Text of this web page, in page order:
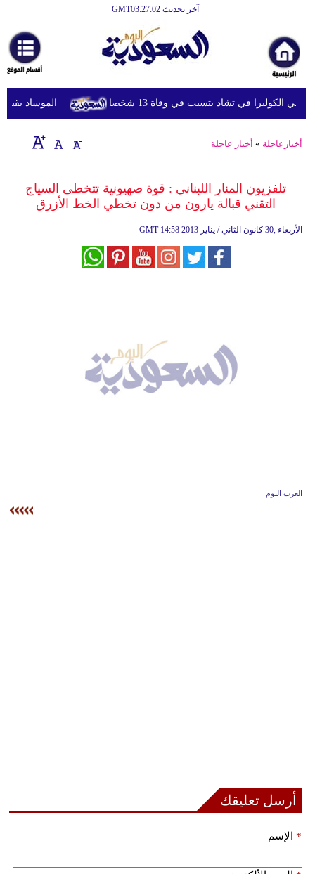
آخر تحديث GMT03:27:02
أخبارعاجلة
رياضة
ثقافة
إقتصاد
وموسيقى
علوم
الموساد يقيل الكوليرا في تشاد يتسبب في وفاة 13 شخصا
أخبارعاجلة » أخبار عاجلة
تلفزيون المنار اللبناني : قوة صهيونية تتخطى السياج
التقني قبالة يارون من دون تخطي الخط الأزرق
GMT 14:58 2013 الأربعاء ,30 كانون الثاني / يناير
العرب اليوم
أرسل تعليقك
الإسم *